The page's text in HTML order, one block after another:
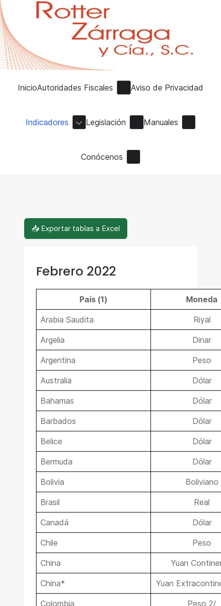
InicioAutoridades Fiscales Aviso de Privacidad
Indicadores Legislación Manuales
Conócenos
📥 Exportar tablas a Excel
Febrero 2022
País (1) Moneda
Arabia Saudita Riyal
Argelia Dinar
Argentina Peso
Australia Dólar
Bahamas Dólar
Barbados Dólar
Belice Dólar
Bermuda Dólar
Bolivia Boliviano
Brasil Real
Canadá Dólar
Chile Peso
China Yuan
China* Yuan
Colombia Peso 2/